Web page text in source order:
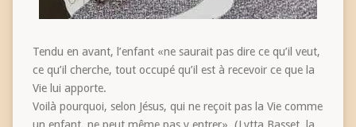
Tendu en avant, l’enfant «ne saurait pas dire ce qu’il veut,
ce qu’il cherche, tout occupé qu’il est à recevoir ce que la
Vie lui apporte.
Voilà pourquoi, selon Jésus, qui ne reçoit pas la Vie comme